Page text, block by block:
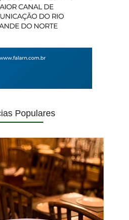
Populares